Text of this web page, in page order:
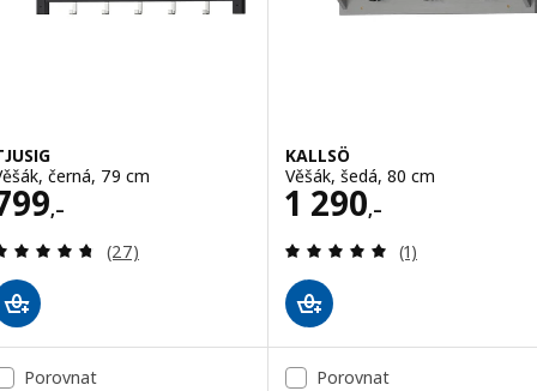
černá, 79 cm
,– 799,–
Recenze: 4.7 z 5 hvězdy. Celkem recenzí:
(27)
KALLSÖ
Věšák, šedá, 80 cm
1 290,–
Cena 1290,–
Recenze: 5 z 5
(1)
Porovnat Porovnat